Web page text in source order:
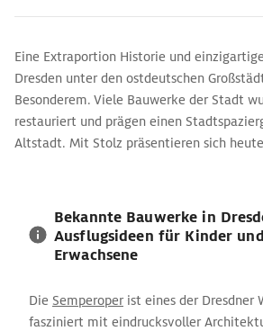
Eine Extraportion Historie und
Dresden unter den ostdeutschen
Besonderem. Viele Bauwerke der Stadt
restauriert und prägen einen
Altstadt. Mit Stolz präsentieren sich
Bekannte Bauwerke in
Ausflugsideen für Kinder und
Erwachsene
Die Semperoperist eines der Dresdner
fasziniert mit eindrucksvoller